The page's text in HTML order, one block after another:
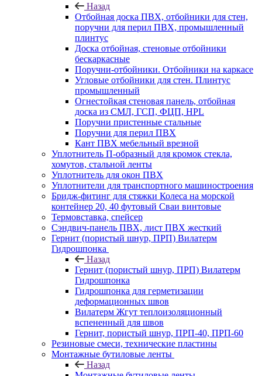
Назад
Отбойная доска ПВХ, отбойники для стен,
поручни для перил ПВХ, промышленный
плинтус
Доска отбойная, стеновые отбойники
бескаркасные
Поручни-отбойники. Отбойники на каркасе
Угловые отбойники для стен. Плинтус
промышленный
Огнестойкая стеновая панель, отбойная
доска из СМЛ, ГСП, ФЦП, HPL
Поручни пристенные стальные
Поручни для перил ПВХ
Кант ПВХ мебельный врезной
Уплотнитель П-образный для кромок стекла,
хомутов, стальной ленты
Уплотнитель для окон ПВХ
Уплотнители для транспортного машиностроения
Бридж-фитинг для стяжки Колеса на морской
контейнер 20, 40 футовый Сваи винтовые
Термовставка, спейсер
Сэндвич-панель ПВХ, лист ПВХ жесткий
Гернит (пористый шнур, ПРП) Вилатерм
Гидрошпонка
Назад
Гернит (пористый шнур, ПРП) Вилатерм
Гидрошпонка
Гидрошпонка для герметизации
деформационных швов
Вилатерм Жгут теплоизоляционный
вспененный для швов
Гернит, пористый шнур, ПРП-40, ПРП-60
Резиновые смеси, технические пластины
Монтажные бутиловые ленты
Назад